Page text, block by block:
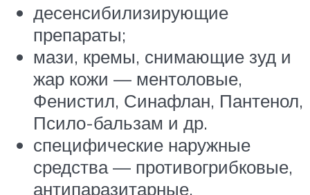
десенсибилизирующие
препараты;
мази, кремы, снимающие зуд и
жар кожи — ментоловые,
Фенистил, Синафлан, Пантенол,
Псило-бальзам и др.
специфические наружные
средства — противогрибковые,
антипаразитарные,